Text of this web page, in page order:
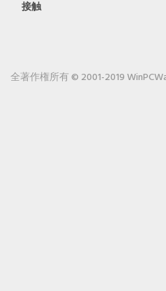
接触
全著作権所有 © 2001-2019